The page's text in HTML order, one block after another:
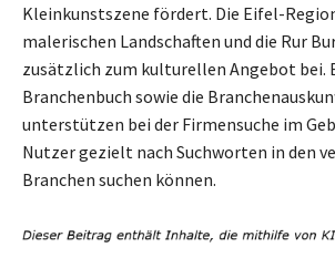
Kleinkunstszene fördert. Die Eifel-
malerischen Landschaften und die Rur
zusätzlich zum kulturellen Angebot bei.
Branchenbuch sowie die
unterstützen bei der Firmensuche im
Nutzer gezielt nach Suchworten in den
Branchen suchen können.